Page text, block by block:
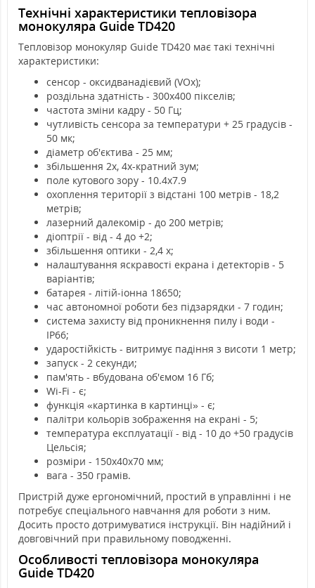
Технічні характеристики тепловізора
монокуляра Guide TD420
Тепловізор монокуляр Guide TD420 має такі технічні
характеристики:
сенсор - оксидванадієвий (VOx);
роздільна здатність - 300х400 пікселів;
частота зміни кадру - 50 Гц;
чутливість сенсора за температури + 25 градусів -
50 мк;
діаметр об'єктива - 25 мм;
збільшення 2х, 4х-кратний зум;
поле кутового зору - 10.4х7.9
охоплення території з відстані 100 метрів - 18,2
метрів;
лазерний далекомір - до 200 метрів;
діоптрії - від - 4 до +2;
збільшення оптики - 2,4 х;
налаштування яскравості екрана і детекторів - 5
варіантів;
батарея - літій-іонна 18650;
час автономної роботи без підзарядки - 7 годин;
система захисту від проникнення пилу і води -
IP66;
ударостійкість - витримує падіння з висоти 1 метр;
запуск - 2 секунди;
пам'ять - вбудована об'ємом 16 Гб;
Wi-Fi - є;
функція «картинка в картинці» - є;
палітри кольорів зображення на екрані - 5;
температура експлуатації - від - 10 до +50 градусів
Цельсія;
розміри - 150х40х70 мм;
вага - 350 грамів.
Пристрій дуже ергономічний, простий в управлінні і не
потребує спеціального навчання для роботи з ним.
Досить просто дотримуватися інструкції. Він надійний і
довговічний при правильному поводженні.
Особливості тепловізора монокуляра
Guide TD420